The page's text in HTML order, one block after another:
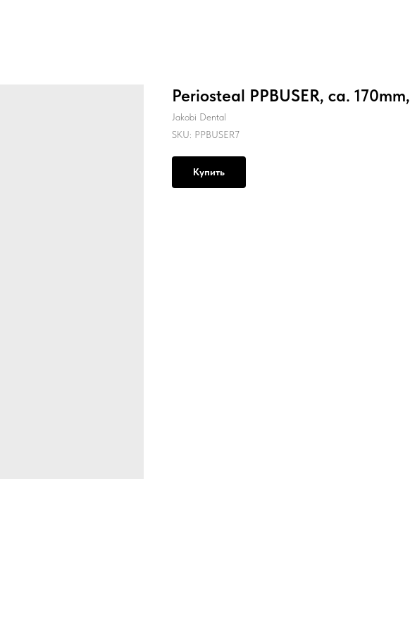
Periosteal PPBUSER, ca. 170mm,
Jakobi Dental
SKU: PPBUSER7
Купить